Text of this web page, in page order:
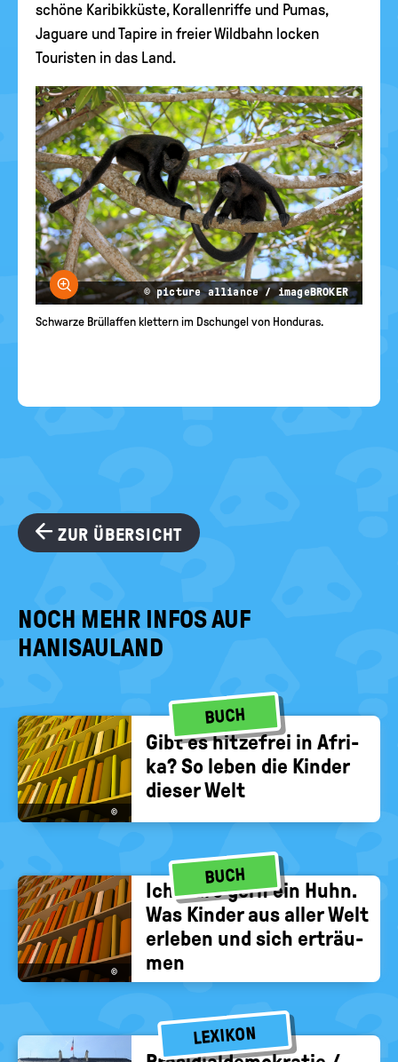
schöne Karibikküste, Korallenriffe und Pumas,
Jaguare und Tapire in freier Wildbahn locken
Touristen in das Land.
Bild vergrößern
© picture alliance / imageBROKER
Schwarze Brüllaffen klettern im Dschungel von Honduras.
ZUR ÜBERSICHT
NOCH MEHR INFOS AUF
HANISAULAND
BUCH
©
Gibt es hit­ze­frei in Afri­
ka? So leben die Kin­der
die­ser Welt
BUCH
©
Ich wäre gern ein Huhn.
Was Kin­der aus aller Welt
er­le­ben und sich er­träu­
men
LEXIKON